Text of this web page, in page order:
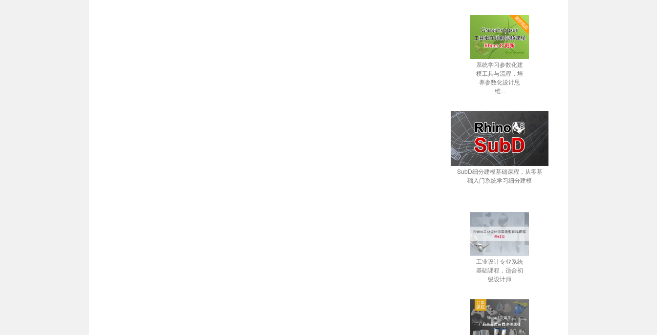
系统学习参数化建
模工具与流程，培
养参数化设计思
维...
SubD细分建模基础课程，从零基
础入门系统学习细分建模
工业设计专业系统
基础课程，适合初
级设计师